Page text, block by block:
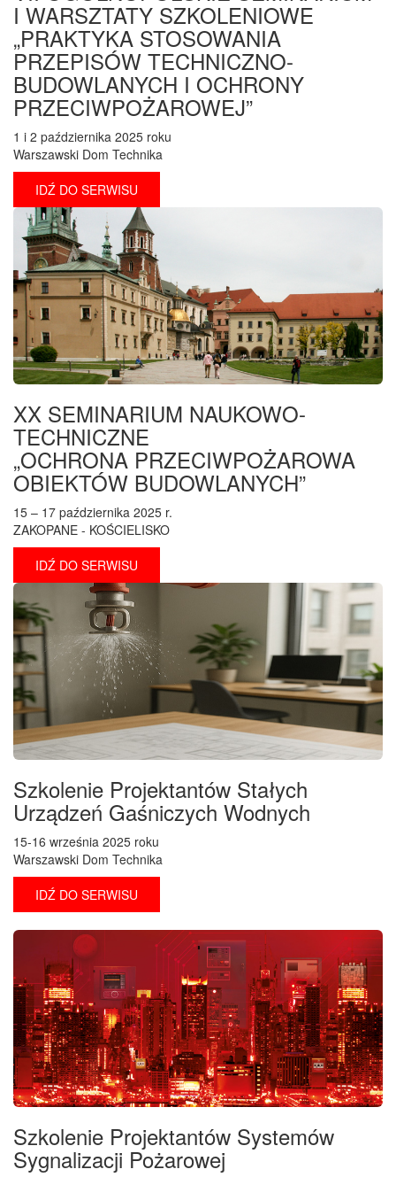
I WARSZTATY SZKOLENIOWE
„PRAKTYKA STOSOWANIA
PRZEPISÓW TECHNICZNO-
BUDOWLANYCH I OCHRONY
PRZECIWPOŻAROWEJ”
1 i 2 października 2025 roku
Warszawski Dom Technika
IDŹ DO SERWISU
XX SEMINARIUM NAUKOWO-
TECHNICZNE
„OCHRONA PRZECIWPOŻAROWA
OBIEKTÓW BUDOWLANYCH”
15 – 17 października 2025 r.
ZAKOPANE - KOŚCIELISKO
IDŹ DO SERWISU
Szkolenie Projektantów Stałych
Urządzeń Gaśniczych Wodnych
15-16 września 2025 roku
Warszawski Dom Technika
IDŹ DO SERWISU
Szkolenie Projektantów Systemów
Sygnalizacji Pożarowej